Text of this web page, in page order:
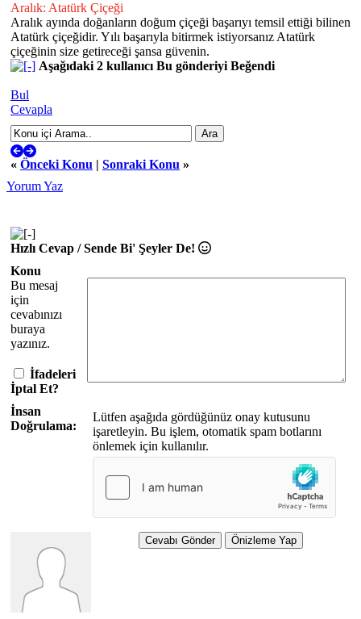
Aralık: Atatürk Çiçeği
Aralık ayında doğanların doğum çiçeği başarıyı temsil ettiği bilinen
Atatürk çiçeğidir. Yılı başarıyla bitirmek istiyorsanız Atatürk
çiçeğinin size getireceği şansa güvenin.
Aşağıdaki 2 kullanıcı Bu gönderiyi Beğendi
Bul
Cevapla
« Önceki Konu | Sonraki Konu »
Yorum Yaz
Hızlı Cevap / Sende Bi' Şeyler De!
Konu
Bu mesaj
için
cevabınızı
buraya
yazınız.
İfadeleri
İptal Et?
İnsan
Doğrulama:
Lütfen aşağıda gördüğünüz onay kutusunu
işaretleyin. Bu işlem, otomatik spam botlarını
önlemek için kullanılır.